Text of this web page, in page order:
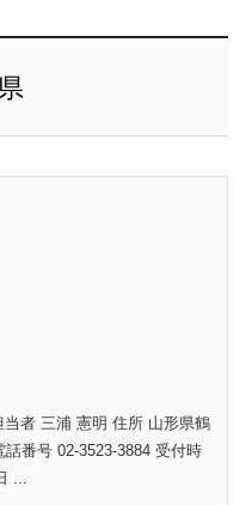
当者 三浦 憲明 住所 山形県鶴
番号 02-3523-3884 受付時
...